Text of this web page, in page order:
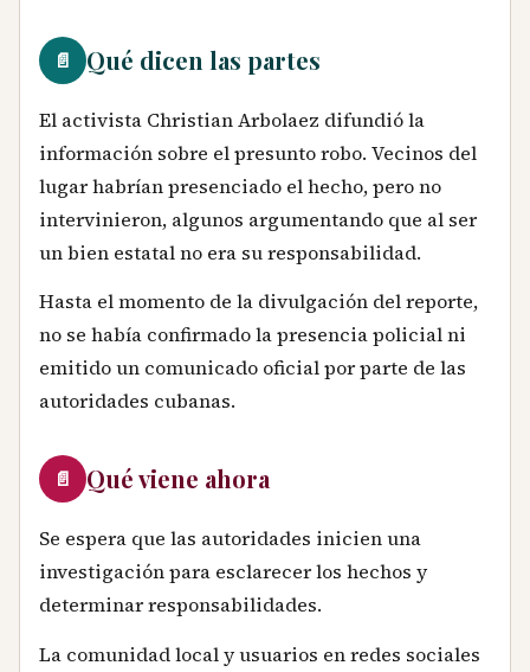
📄 Qué dicen las partes
El activista Christian Arbolaez difundió la
información sobre el presunto robo. Vecinos del
lugar habrían presenciado el hecho, pero no
intervinieron, algunos argumentando que al ser
un bien estatal no era su responsabilidad.
Hasta el momento de la divulgación del reporte,
no se había confirmado la presencia policial ni
emitido un comunicado oficial por parte de las
autoridades cubanas.
📄 Qué viene ahora
Se espera que las autoridades inicien una
investigación para esclarecer los hechos y
determinar responsabilidades.
La comunidad local y usuarios en redes sociales